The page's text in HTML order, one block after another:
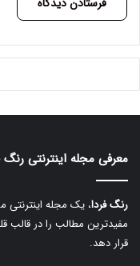
l
t
e
n
a
t
i
معرفی مجله اینترنتی رنگ
رنگ فردا، یک مجله
مفیدترین مطالب را در قالب
قرار دهد.